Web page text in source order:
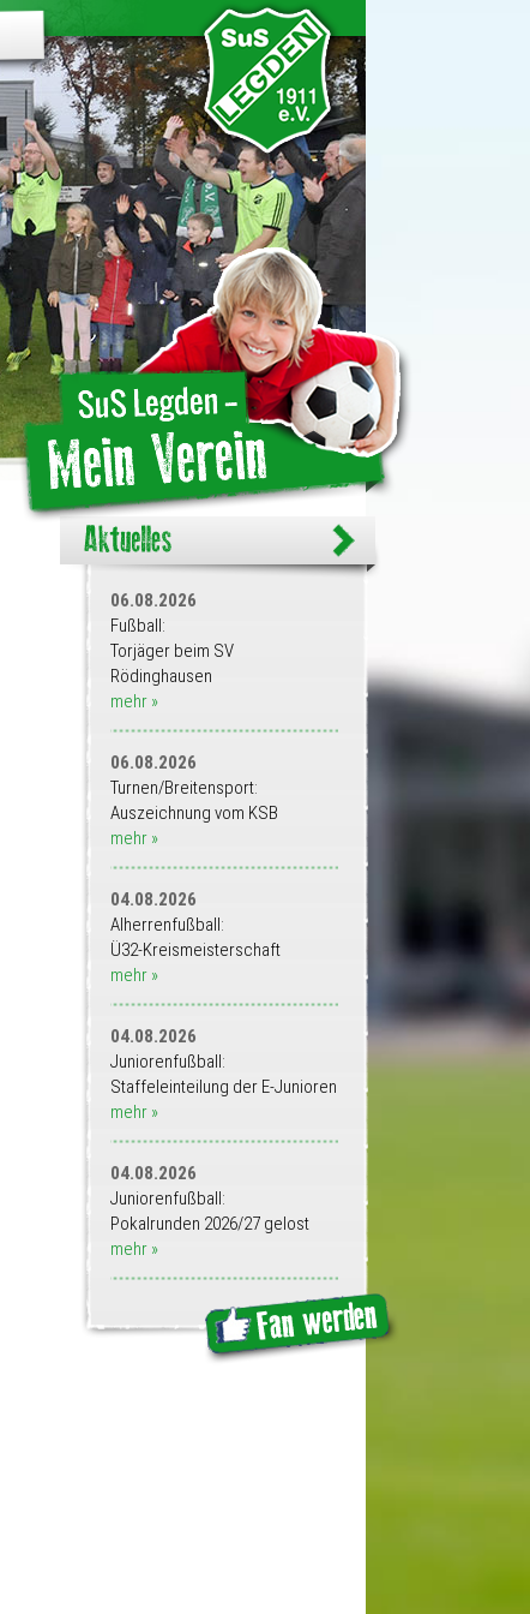
06.08.2026
Fußball:
Torjäger beim SV
Rödinghausen
mehr »
06.08.2026
Turnen/Breitensport:
Auszeichnung vom KSB
mehr »
04.08.2026
Alherrenfußball:
Ü32-Kreismeisterschaft
mehr »
04.08.2026
Juniorenfußball:
Staffeleinteilung der E-Junioren
mehr »
04.08.2026
Juniorenfußball:
Pokalrunden 2026/27 gelost
mehr »